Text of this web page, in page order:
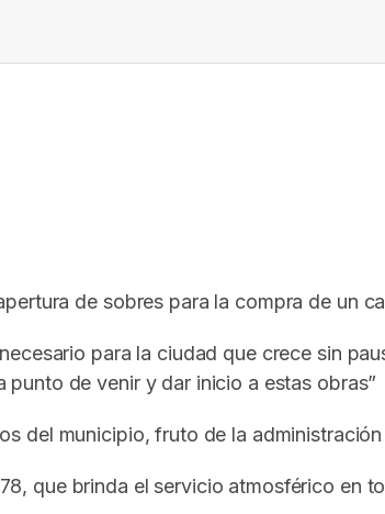
de sobres para la compra de un
para la ciudad que crece sin
de venir y dar inicio a estas obras”
del municipio, fruto de la
que brinda el servicio atmosférico en